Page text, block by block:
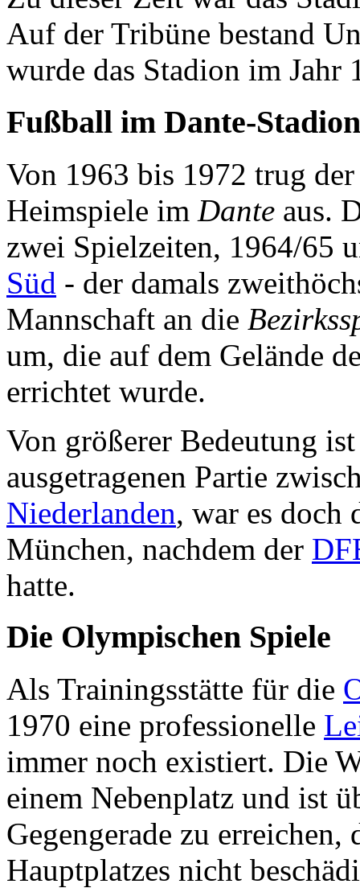
Auf der Tribüne bestand
wurde das Stadion im Jahr
Fußball im Dante-Stadion
Von 1963 bis 1972 trug
Heimspiele im Dante aus.
zwei Spielzeiten, 1964/65
Süd - der damals
Mannschaft an die
um, die auf dem Gelände
errichtet wurde.
Von größerer Bedeutung
ausgetragenen Partie
Niederlanden, war es doch
München, nachdem der
hatte.
Die Olympischen Spiele
Als Trainingsstätte für die
1970 eine professionelle
immer noch existiert. Die
einem Nebenplatz und ist
Gegengerade zu erreichen,
Hauptplatzes nicht